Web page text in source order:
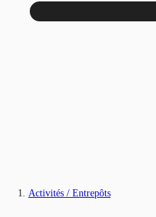
Activités / Entrepôts